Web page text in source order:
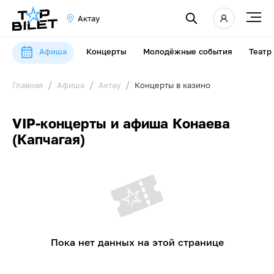
Актау
Афиша Концерты Молодёжные события Театр
Главная Афиша Актау Концерты в казино
VIP-концерты и афиша Конаева
(Капчагая)
Пока нет данных на этой странице